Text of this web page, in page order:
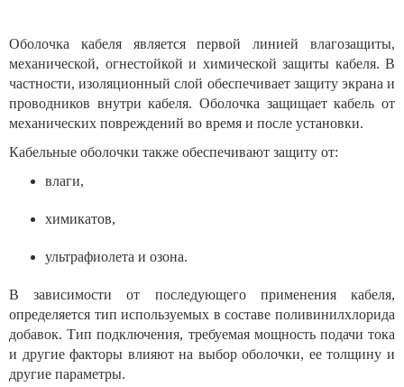
Оболочка кабеля является первой линией влагозащиты,
механической, огнестойкой и химической защиты кабеля. В
частности, изоляционный слой обеспечивает защиту экрана и
проводников внутри кабеля. Оболочка защищает кабель от
механических повреждений во время и после установки.
Кабельные оболочки также обеспечивают защиту от:
влаги,
химикатов,
ультрафиолета и озона.
В зависимости от последующего применения кабеля,
определяется тип используемых в составе поливинилхлорида
добавок. Тип подключения, требуемая мощность подачи тока
и другие факторы влияют на выбор оболочки, ее толщину и
другие параметры.